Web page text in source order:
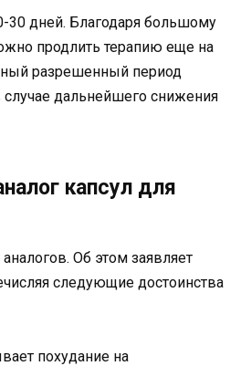
30 дней. Благодаря большому
продлить терапию еще на
разрешенный период
дальнейшего снижения
капсул для
Об этом заявляет
следующие достоинства
похудание на